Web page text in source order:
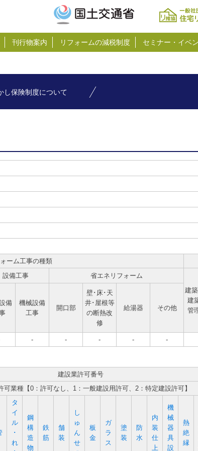
刊行物案内 リフォームの減税制度 セミナー・イベ
し保険制度について
ーム工事の種類
設備工事
省エネリフォーム
建
建
管
備
機械設備
工事
開口部
壁･床･天
井･屋根等
の断熱改
修
給湯器 その他
- - - - -
建設業許可番号
可業種【0：許可なし、1：一般建設用許可、2：特定建設許可】
タ
イ
ル
･
れ
鋼
構
造
物
鉄
筋
舗
装
し
ゅ
ん
せ
板
金
ガ
ラ
ス
塗
装
防
水
内
装
仕
上
機
械
器
具
設
熱
絶
縁